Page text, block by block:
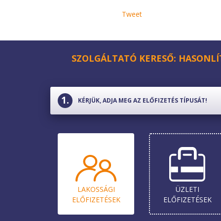
Tweet
SZOLGÁLTATÓ KERESŐ:
KÉRJÜK, ADJA MEG AZ ELŐFIZETÉS TÍPUSÁT!
LAKOSSÁGI
ELŐ­FIZETÉSEK
ÜZLETI
ELŐ­FIZETÉSEK